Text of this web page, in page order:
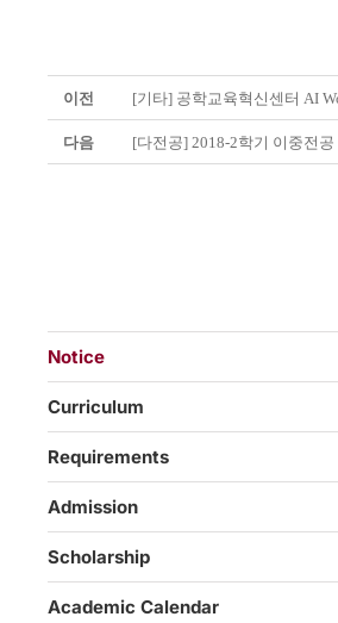
이전 [기타] 공학교육혁신센터 AI
다음 [다전공] 2018-2학기 이중전공
Notice
Curriculum
Requirements
Admission
Scholarship
Academic Calendar